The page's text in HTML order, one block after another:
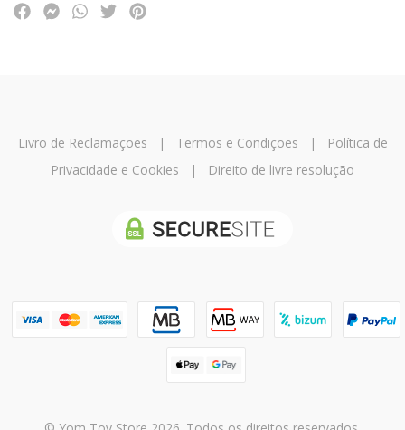
Livro de Reclamações | Termos e Condições |
Política de
Privacidade e Cookies | Direito de livre resolução